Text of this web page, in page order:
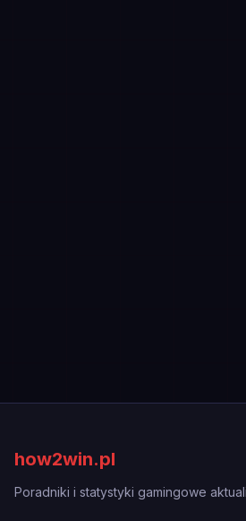
how2win.pl
Poradniki i statystyki gamingowe